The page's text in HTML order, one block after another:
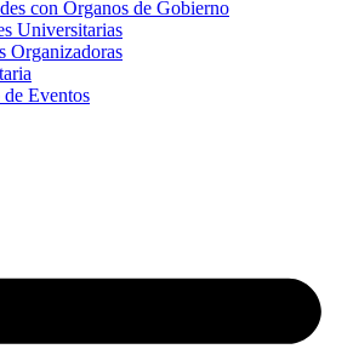
con Órganos de Gobierno
Universitarias
Organizadoras
Eventos